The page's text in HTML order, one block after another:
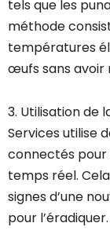
tels que les
méthode
températures
œufs sans avoir
3. Utilisation de
Services utilise
connectés pour
temps réel.
signes d’une
pour l’éradiquer.